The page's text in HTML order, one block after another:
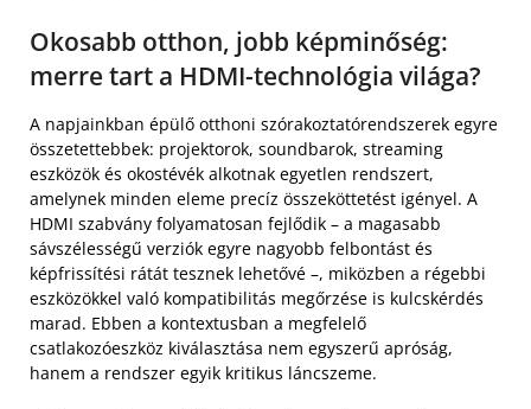
Okosabb otthon, jobb képminőség:
merre tart a HDMI-technológia világa?
A napjainkban épülő otthoni szórakoztatórendszerek egyre
összetettebbek: projektorok, soundbarok, streaming
eszközök és okostévék alkotnak egyetlen rendszert,
amelynek minden eleme precíz összeköttetést igényel. A
HDMI szabvány folyamatosan fejlődik – a magasabb
sávszélességű verziók egyre nagyobb felbontást és
képfrissítési rátát tesznek lehetővé –, miközben a régebbi
eszközökkel való kompatibilitás megőrzése is kulcskérdés
marad. Ebben a kontextusban a megfelelő
csatlakozóeszköz kiválasztása nem egyszerű apróság,
hanem a rendszer egyik kritikus láncszeme.